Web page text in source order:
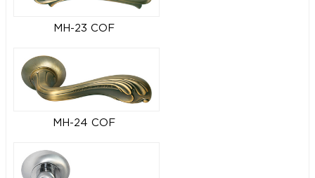
MH-23 COF
MH-24 COF